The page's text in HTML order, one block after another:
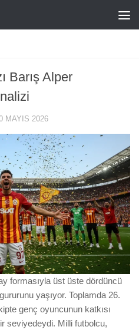
Barış Alper
MAYIS 2026
formasıyla üst üste dördüncü
yaşıyor. Toplamda 26.
genç oyuncunun katkısı
seviyedeydi. Milli futbolcu,